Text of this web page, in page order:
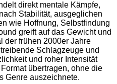
direkt mentale Kämpfe,
Stabilität, ausgeglichen
wie Hoffnung, Selbstfindung
greift auf das Gewicht und
der frühen 2000er Jahre
Schlagzeuge und
und roher Intensität
übertragen, ohne die
Genre auszeichnete.